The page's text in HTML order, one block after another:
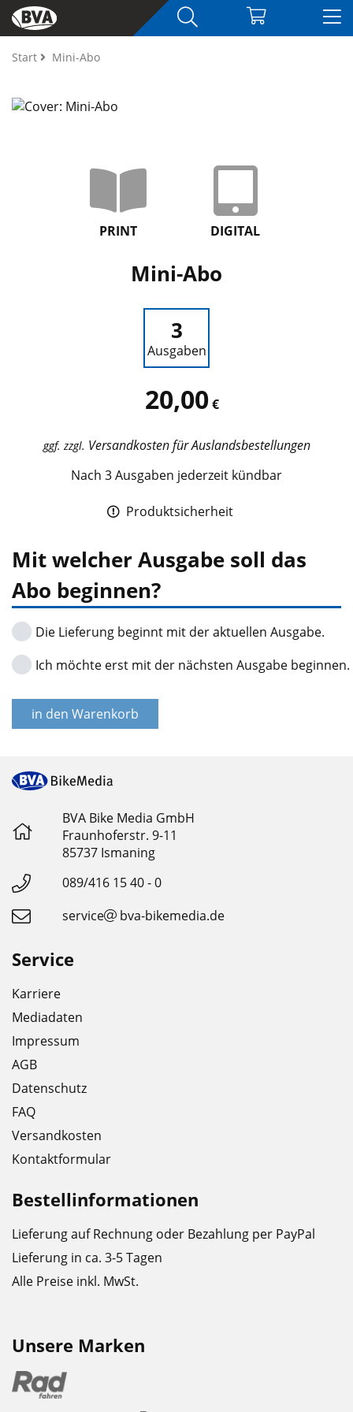
Start Mini-Abo
PRINT DIGITAL
Mini-Abo
3
Ausgaben
20,00€
ggf. zzgl. Versandkosten für Auslandsbestellungen
Nach 3 Ausgaben jederzeit kündbar
Produktsicherheit
Mit welcher Ausgabe soll das
Abo beginnen?
Die Lieferung beginnt mit der aktuellen Ausgabe.
Ich möchte erst mit der nächsten Ausgabe beginnen.
in den Warenkorb
BVA Bike Media GmbH
Fraunhoferstr. 9-11
85737 Ismaning
089/416 15 40 - 0
service
bva-bikemedia.de
Service
Karriere
Mediadaten
Impressum
AGB
Datenschutz
FAQ
Versandkosten
Kontaktformular
Bestellinformationen
Lieferung auf Rechnung oder Bezahlung per PayPal
Lieferung in ca. 3-5 Tagen
Alle Preise inkl. MwSt.
Unsere Marken